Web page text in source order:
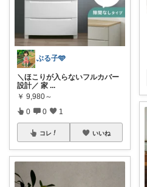
ぶる子🩵
＼ほこりが入らないフルカバー
設計／ 家 ...
￥ 9,980～
0 0 1
コレ いいね